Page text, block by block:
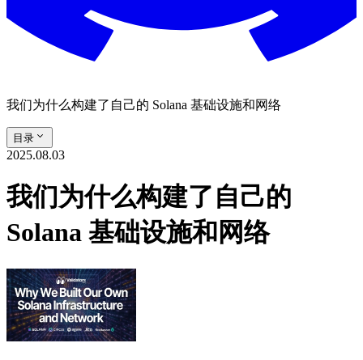
我们为什么构建了自己的 Solana 基础设施和网络
目录
2025.08.03
我们为什么构建了自己的
Solana 基础设施和网络